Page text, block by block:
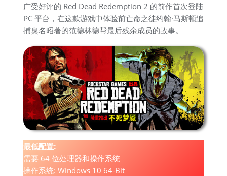
广受好评的 Red Dead Redemption 2 的前作首次登陆
PC 平台，在这款游戏中体验前亡命之徒约翰·马斯顿追
捕臭名昭著的范德林德帮最后残余成员的故事。
最低配置:
需要 64 位处理器和操作系统
操作系统: Windows 10 64-Bit